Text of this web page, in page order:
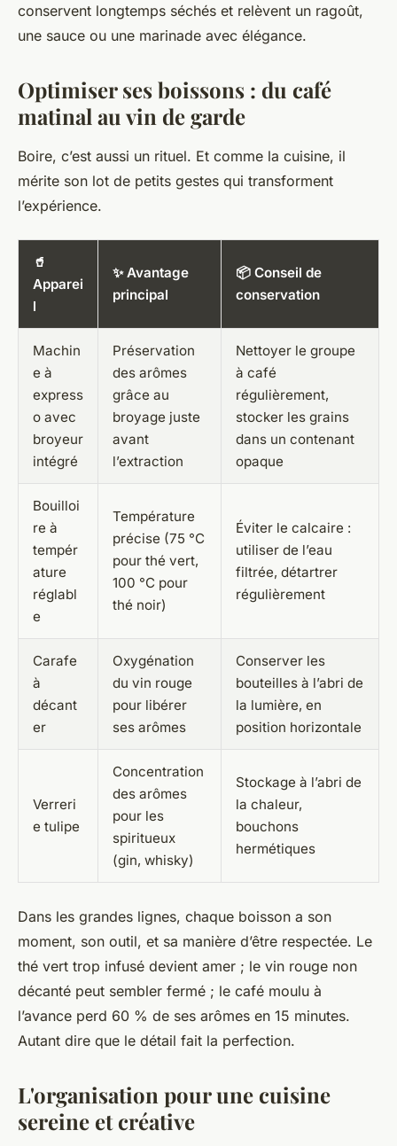
conservent longtemps séchés et relèvent un ragoût,
une sauce ou une marinade avec élégance.
Optimiser ses boissons : du café
matinal au vin de garde
Boire, c’est aussi un rituel. Et comme la cuisine, il
mérite son lot de petits gestes qui transforment
l’expérience.
🥤
Apparei
l
✨ Avantage
principal
📦 Conseil de
conservation
Machin
e à
express
o avec
broyeur
intégré
Préservation
des arômes
grâce au
broyage juste
avant
l’extraction
Nettoyer le groupe
à café
régulièrement,
stocker les grains
dans un contenant
opaque
Bouilloi
re à
tempér
ature
réglabl
e
Température
précise (75 °C
pour thé vert,
100 °C pour
thé noir)
Éviter le calcaire :
utiliser de l’eau
filtrée, détartrer
régulièrement
Carafe
à
décant
er
Oxygénation
du vin rouge
pour libérer
ses arômes
Conserver les
bouteilles à l’abri de
la lumière, en
position horizontale
Verreri
e tulipe
Concentration
des arômes
pour les
spiritueux
(gin, whisky)
Stockage à l’abri de
la chaleur,
bouchons
hermétiques
Dans les grandes lignes, chaque boisson a son
moment, son outil, et sa manière d’être respectée. Le
thé vert trop infusé devient amer ; le vin rouge non
décanté peut sembler fermé ; le café moulu à
l’avance perd 60 % de ses arômes en 15 minutes.
Autant dire que le détail fait la perfection.
L'organisation pour une cuisine
sereine et créative